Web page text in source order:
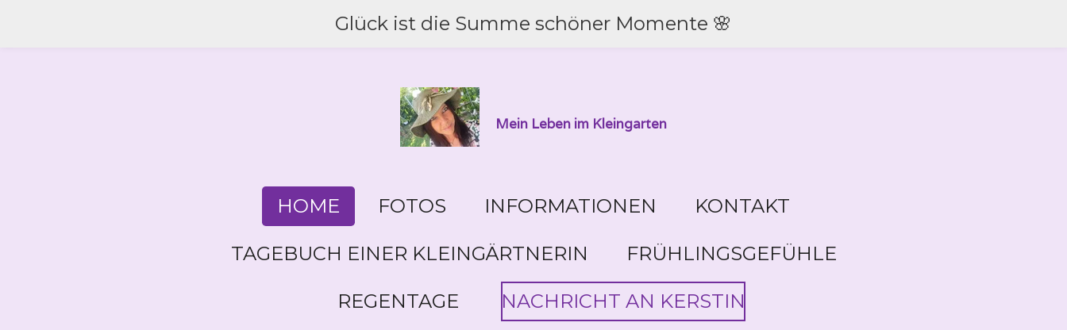
Glück ist die Summe schöner Momente 🌸
Mein Leben im Kleingarten
HOME FOTOS INFORMATIONEN KONTAKT
TAGEBUCH EINER KLEINGÄRTNERIN FRÜHLINGSGEFÜHLE
REGENTAGE NACHRICHT AN KERSTIN